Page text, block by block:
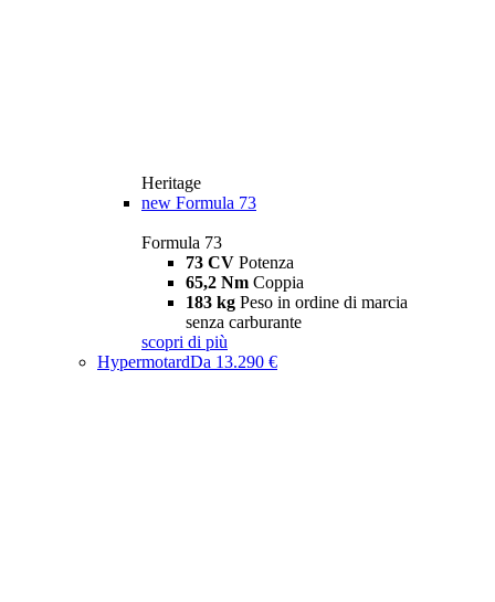
Heritage
new Formula 73
Formula 73
73 CV Potenza
65,2 Nm Coppia
183 kg Peso in ordine di marcia
senza carburante
scopri di più
HypermotardDa 13.290 €